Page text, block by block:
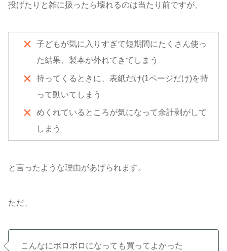
投げたりと雑に扱ったら壊れるのは当たり前ですが、
子どもが気に入りすぎて短期間にたくさん使っ
た結果、製本が外れてきてしまう
持ってくるときに、表紙だけ(1ページだけ)を持
って動いてしまう
めくれているところが気になって余計剥がして
しまう
と言ったような理由があげられます。
ただ、
こんなにボロボロになっても買ってよかった